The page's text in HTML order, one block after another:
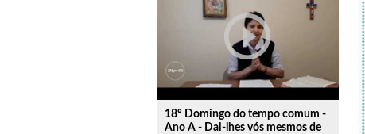
play_circle_outline
18º Domingo do tempo comum -
Ano A - Dai-lhes vós mesmos de